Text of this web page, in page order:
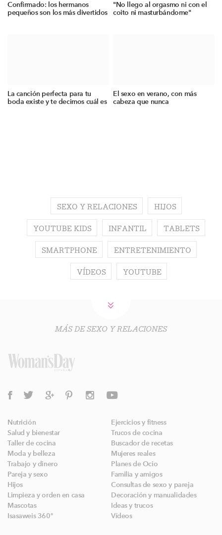
Confirmado: los hermanos
pequeños son los más divertidos
"No llego al orgasmo ni con el
coito ni masturbándome"
La canción perfecta para tu
boda existe y te decimos cuál es
El sexo en verano, con más
cabeza que nunca
SEXO Y RELACIONES HIJOS
YOUTUBE KIDS INFANTIL TABLETS
SMARTPHONE ENTRETENIMIENTO
VÍDEOS YOUTUBE
MÁS DE SEXO Y RELACIONES
Nutrición
Ejercicios y fitness
Salud y bienestar
Trucos de cocina
Taller de cocina
Buscador de recetas
Moda y belleza
Mujeres reales
Trabajo y dinero
Planes de Ocio
Pareja y sexo
Familia y amigos
Hijos
Consultas de sexo y pareja
Limpieza y orden en casa
Decoración y manualidades
Mascotas
Ideas y trucos
Isasaweis 360º
Vídeos